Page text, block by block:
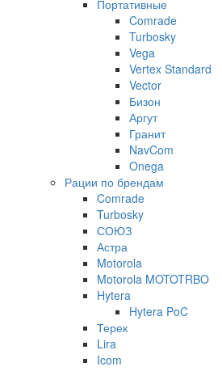
Портативные
Comrade
Turbosky
Vega
Vertex Standard
Vector
Бизон
Аргут
Гранит
NavCom
Onega
Рации по брендам
Comrade
Turbosky
СОЮЗ
Астра
Motorola
Motorola MOTOTRBO
Hytera
Hytera PoC
Терек
Lira
Icom